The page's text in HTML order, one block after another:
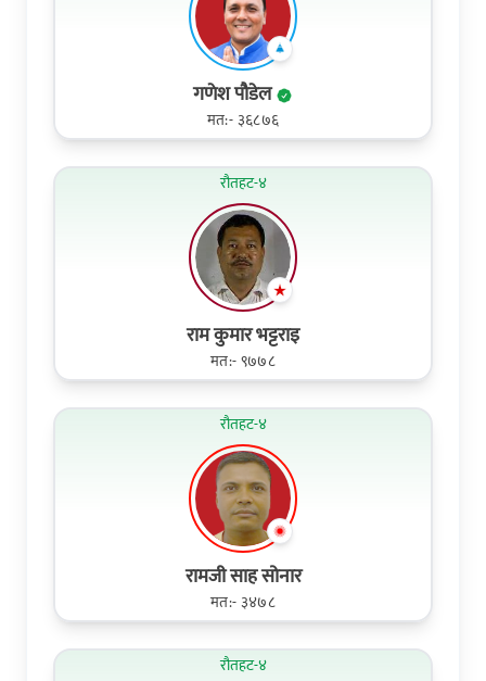
गणेश पौडेल
मत:- ३६८७६
रौतहट-४
राम कुमार भट्टराइ
मत:- ९७७८
रौतहट-४
रामजी साह सोनार
मत:- ३४७८
रौतहट-४